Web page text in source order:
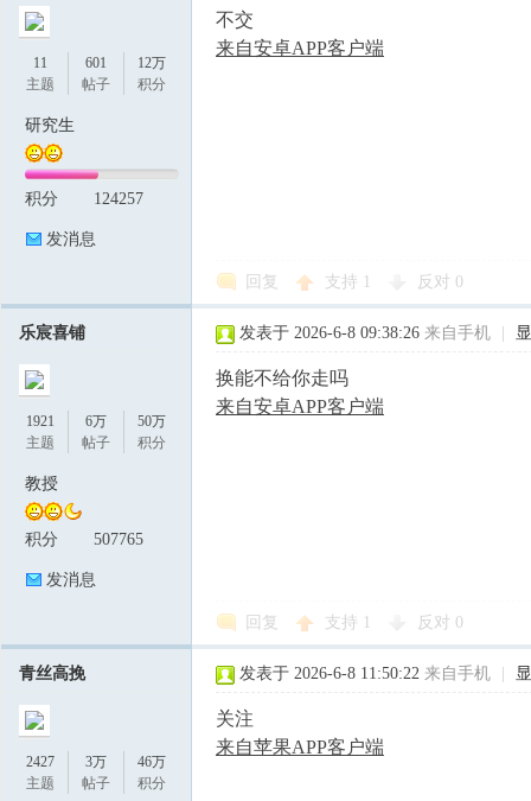
11
主题
601
帖子
12万
积分
研究生
积分 124257
发消息
不交
来自安卓APP客户端
回复 支持 反对 0
乐宸喜铺
1921
主题
6万
帖子
50万
积分
教授
积分 507765
发消息
发表于 2026-6-8 09:38:26 来自手机
换能不给你走吗
来自安卓APP客户端
回复 支持 反对 0
青丝高挽
2427
主题
3万
帖子
46万
积分
发表于 2026-6-8 11:50:22 来自手机
关注
来自苹果APP客户端